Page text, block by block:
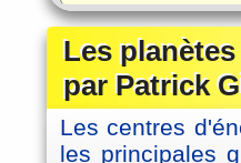
Les
par Patrick
Les centres
les principales